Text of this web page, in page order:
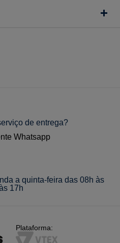
de entrega?
Whatsapp
a quinta-feira das 08h às
17h
Plataforma: